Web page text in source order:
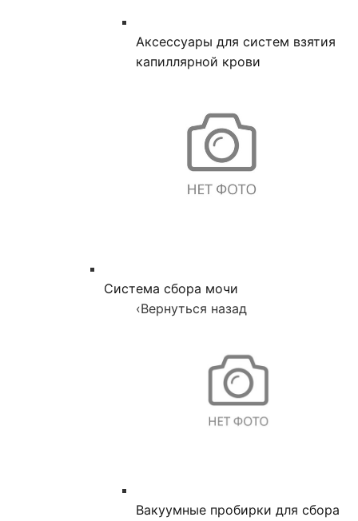
Аксессуары для систем взятия
капиллярной крови
Система сбора мочи
‹Вернуться назад
Вакуумные пробирки для сбора